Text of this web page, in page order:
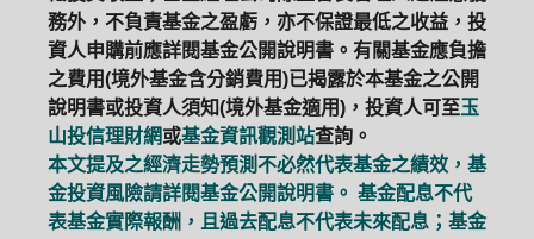
務外，不負責基金之盈虧，亦不保證最低之收益，投
資人申購前應詳閱基金公開說明書。有關基金應負擔
之費用(境外基金含分銷費用)已揭露於本基金之公開
說明書或投資人須知(境外基金適用)，投資人可至玉
山投信理財網或基金資訊觀測站查詢。
本文提及之經濟走勢預測不必然代表基金之績效，基
金投資風險請詳閱基金公開說明書。 基金配息不代
表基金實際報酬，且過去配息不代表未來配息；基金